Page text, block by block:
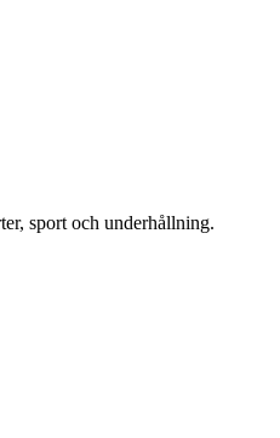
sport och underhållning.